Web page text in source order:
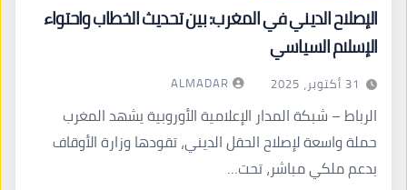
الإصلاح الديني في المغرب: بين تحديث الخطاب واحتواء
الإسلام السياسي
31 أكتوبر، 2025 ALMADAR
الرباط – شبكة المدار الإعلامية الأوروبية يشهد المغرب
حملة واسعة لإصلاح الحقل الديني، تقودها وزارة الأوقاف
بدعم ملكي مباشر، تحت…